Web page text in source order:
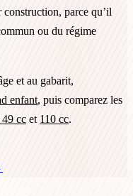
parce qu’il
ou du régime
et au gabarit,
enfant, puis comparez les
cc et 110 cc.